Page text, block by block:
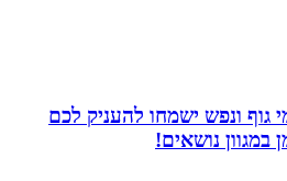
ונפש ישמחו להעניק לכם
נושאים!